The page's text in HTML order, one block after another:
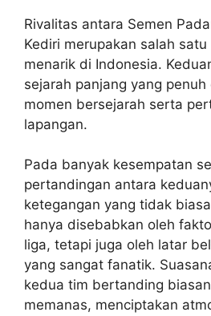
Rivalitas antara Semen
Kediri merupakan salah satu
menarik di Indonesia.
sejarah panjang yang
momen bersejarah serta
lapangan.
Pada banyak kesempatan
pertandingan antara
ketegangan yang tidak
hanya disebabkan oleh
liga, tetapi juga oleh latar
yang sangat fanatik.
kedua tim bertanding
memanas, menciptakan